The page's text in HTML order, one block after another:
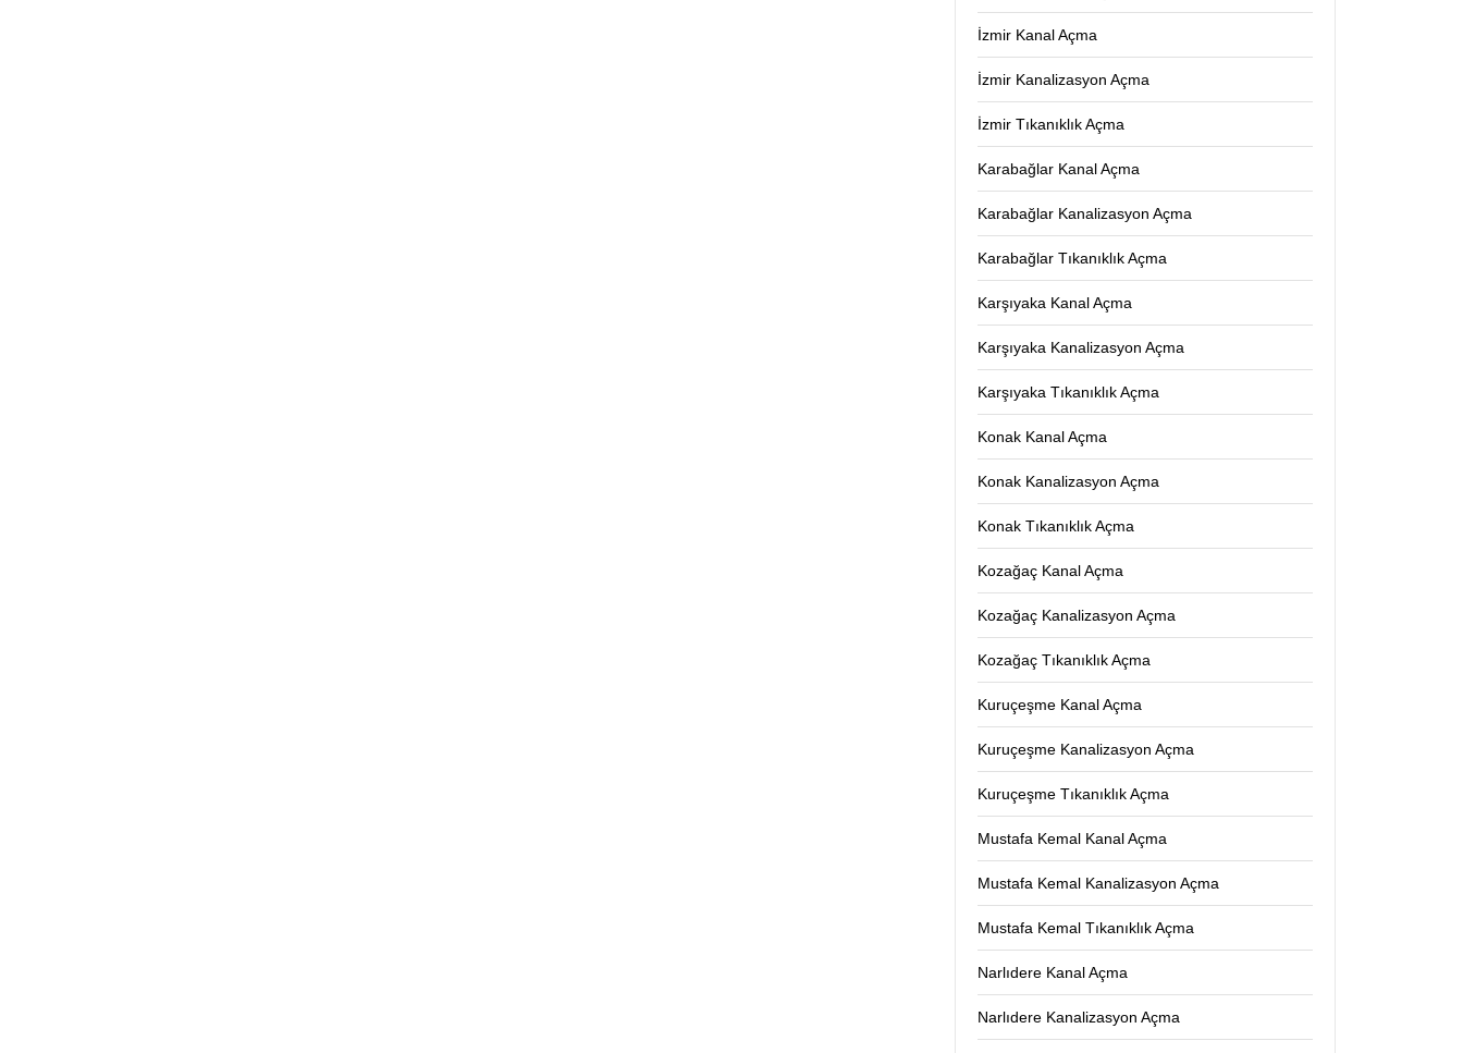
İzmir Kanal Açma
İzmir Kanalizasyon Açma
İzmir Tıkanıklık Açma
Karabağlar Kanal Açma
Karabağlar Kanalizasyon Açma
Karabağlar Tıkanıklık Açma
Karşıyaka Kanal Açma
Karşıyaka Kanalizasyon Açma
Karşıyaka Tıkanıklık Açma
Konak Kanal Açma
Konak Kanalizasyon Açma
Konak Tıkanıklık Açma
Kozağaç Kanal Açma
Kozağaç Kanalizasyon Açma
Kozağaç Tıkanıklık Açma
Kuruçeşme Kanal Açma
Kuruçeşme Kanalizasyon Açma
Kuruçeşme Tıkanıklık Açma
Mustafa Kemal Kanal Açma
Mustafa Kemal Kanalizasyon Açma
Mustafa Kemal Tıkanıklık Açma
Narlıdere Kanal Açma
Narlıdere Kanalizasyon Açma